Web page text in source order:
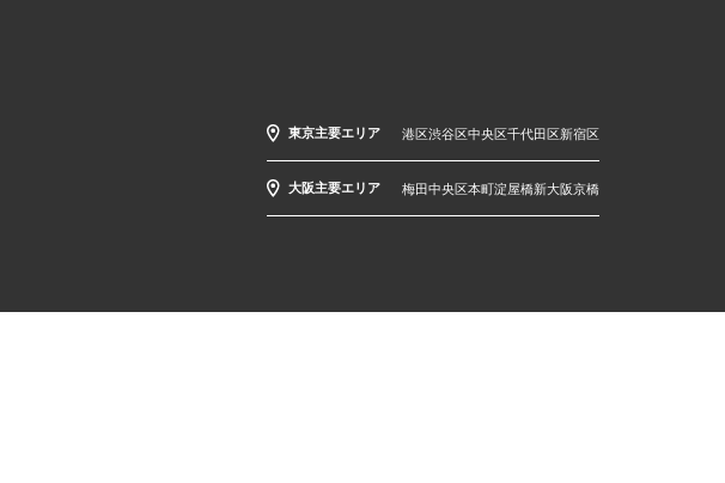
東京主要エリア 港区渋谷区中央区千代田区新宿区
大阪主要エリア 梅田中央区本町淀屋橋新大阪京橋